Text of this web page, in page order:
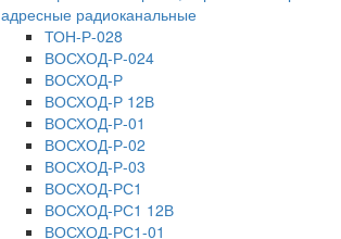
адресные радиоканальные
ТОН-Р-028
ВОСХОД-Р-024
ВОСХОД-Р
ВОСХОД-Р 12В
ВОСХОД-Р-01
ВОСХОД-Р-02
ВОСХОД-Р-03
ВОСХОД-РС1
ВОСХОД-РС1 12В
ВОСХОД-РС1-01